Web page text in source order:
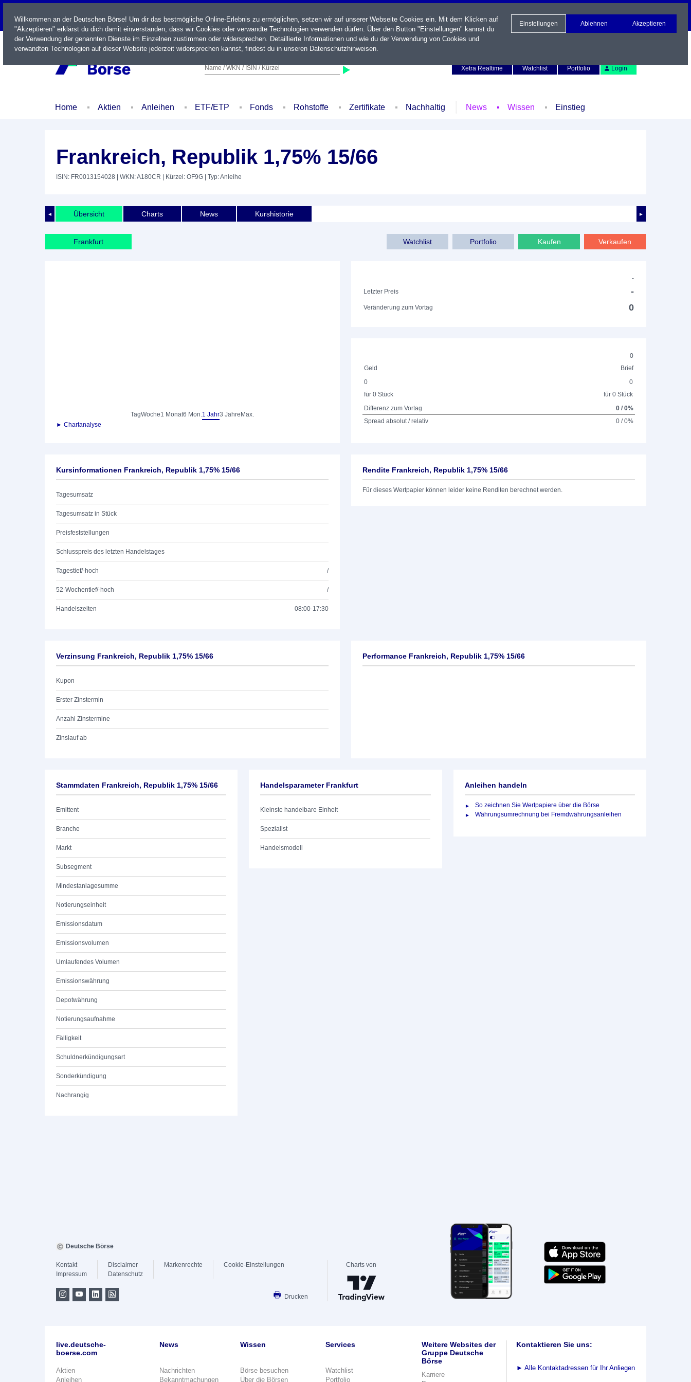
LIVE
Name / WKN / ISIN / Kürzel
Xetra Realtime
Watchlist Portfolio Login
Home Aktien Anleihen ETF/ETP Fonds Rohstoffe Zertifikate Nachhaltig News Wissen Einstieg
Frankreich, Republik 1,75% 15/66
ISIN: FR0013154028 | WKN: A180CR | Kürzel: OF9G | Typ: Anleihe
◄ ►
Übersicht Charts News Kurshistorie
Frankfurt Verkaufen
Kaufen
Portfolio
Watchlist
TagWoche1 Monat6 Mon.1 Jahr3 Jahre Max.
► Chartanalyse
-
Letzter Preis
-
Veränderung zum Vortag 0
0
Geld
Brief
0
für 0 Stück
0
für 0 Stück
Differenz zum Vortag
0 / 0%
Spread absolut / relativ
0 / 0%
Kursinformationen Frankreich, Republik 1,75% 15/66
Tagesumsatz
Tagesumsatz in Stück
Preisfeststellungen
Schlusspreis des letzten Handelstages
Tagestief/-hoch /
52-Wochentief/-hoch /
Handelszeiten 08:00-17:30
Rendite Frankreich, Republik 1,75% 15/66
Für dieses Wertpapier können leider keine Renditen berechnet werden.
Verzinsung Frankreich, Republik 1,75% 15/66
Kupon
Erster Zinstermin
Anzahl Zinstermine
Zinslauf ab
Performance Frankreich, Republik 1,75% 15/66
Stammdaten Frankreich, Republik 1,75% 15/66
Emittent
Branche
Markt
Subsegment
Mindestanlagesumme
Notierungseinheit
Emissionsdatum
Emissionsvolumen
Umlaufendes Volumen
Emissionswährung
Depotwährung
Notierungsaufnahme
Fälligkeit
Schuldnerkündigungsart
Sonderkündigung
Nachrangig
Handelsparameter Frankfurt
Kleinste handelbare Einheit
Spezialist
Handelsmodell
Anleihen handeln
So zeichnen Sie Wertpapiere über die Börse
Währungsumrechnung bei Fremdwährungsanleihen
Willkommen an der Deutschen Börse! Um dir das bestmögliche Online-Erlebnis zu ermöglichen, setzen wir auf unserer Webseite Cookies ein. Mit dem Klicken auf
"Akzeptieren" erklärst du dich damit einverstanden, dass wir Cookies oder verwandte Technologien verwenden dürfen. Über den Button "Einstellungen" kannst du
der Verwendung der genannten Dienste im Einzelnen zustimmen oder widersprechen. Detaillierte Informationen und wie du der Verwendung von Cookies und
verwandten Technologien auf dieser Website jederzeit widersprechen kannst, findest du in unseren Datenschutzhinweisen.
Einstellungen Ablehnen Akzeptieren
Deutsche Börse
Kontakt
Impressum
Disclaimer
Datenschutz
Markenrechte Cookie-Einstellungen
Drucken
Charts von
live.deutsche-
boerse.com
Aktien
Anleihen
News
Nachrichten
Bekanntmachungen
Wissen
Börse besuchen
Über die Börsen
Services
Watchlist
Portfolio
Weitere Websites der
Gruppe Deutsche
Börse
Karriere
Kontaktieren Sie uns:
► Alle Kontaktadressen für Ihr Anliegen